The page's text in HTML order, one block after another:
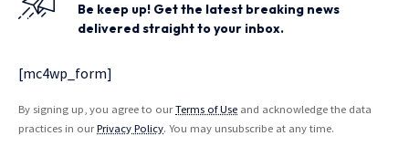
Be keep up! Get the latest breaking news
delivered straight to your inbox.
[mc4wp_form]
By signing up, you agree to ourTerms of Use and acknowledge the data
practices in ourPrivacy Policy. You may unsubscribe at any time.